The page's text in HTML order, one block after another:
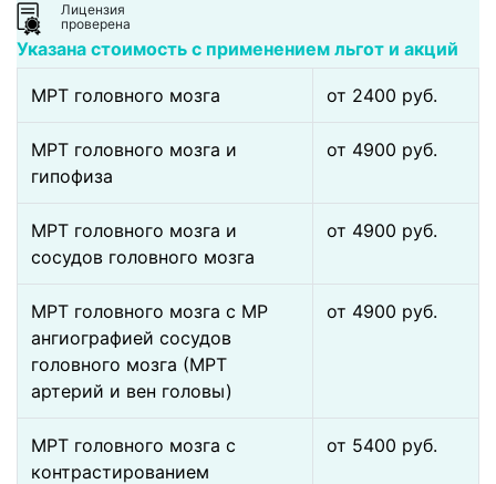
Лицензия
проверена
Указана стоимость с применением льгот и акций
МРТ головного мозга от 2400 pуб.
МРТ головного мозга и
гипофиза
от 4900 pуб.
МРТ головного мозга и
сосудов головного мозга
от 4900 pуб.
МРТ головного мозга с МР
ангиографией сосудов
головного мозга (МРТ
артерий и вен головы)
от 4900 pуб.
МРТ головного мозга с
контрастированием
от 5400 pуб.